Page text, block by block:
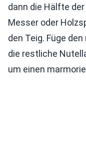
dann die Hälfte
Messer oder
den Teig. Füge
die restliche
um einen